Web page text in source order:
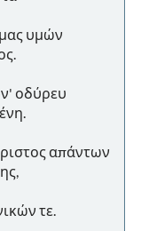
υμών
οδύρευ
απάντων
τε.